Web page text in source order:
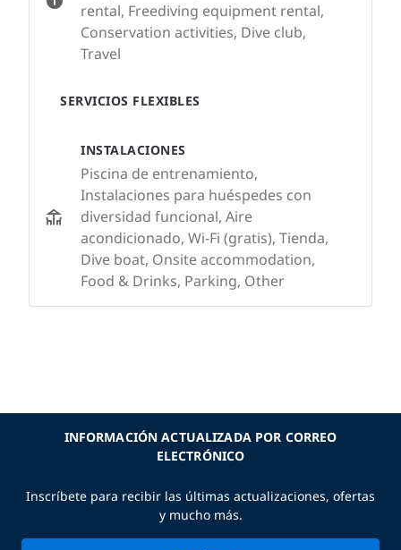
rental, Freediving equipment rental,
Conservation activities, Dive club,
Travel
SERVICIOS FLEXIBLES
INSTALACIONES
Piscina de entrenamiento,
Instalaciones para huéspedes con
diversidad funcional, Aire
acondicionado, Wi-Fi (gratis), Tienda,
Dive boat, Onsite accommodation,
Food & Drinks, Parking, Other
INFORMACIÓN ACTUALIZADA POR CORREO
ELECTRÓNICO
Inscríbete para recibir las últimas actualizaciones, ofertas
y mucho más.